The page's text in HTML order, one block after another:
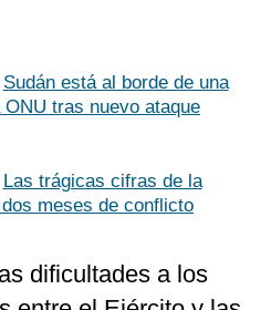
Sudán está al borde de una
tras nuevo ataque
Las trágicas cifras de la
meses de conflicto
dificultades a los